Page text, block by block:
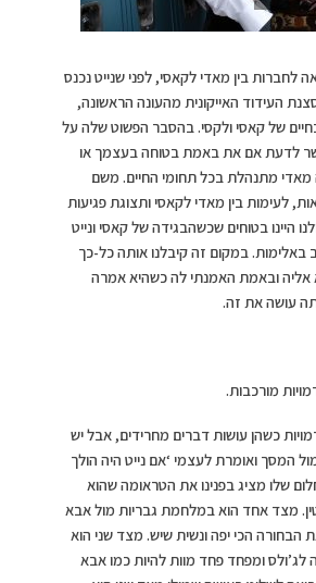
לחברות בין מאדי לקאסי, לפני שנייט נכנס
העידוד האייקונית מהעונה הראשונה,
של קאסי ולקסי. בהסבר הפשוט שלה על
לדעת אם את באמת בטוחה בעצמך או
מתנהלת בכל תחומי החיים. משם
לעימות בין מאדי לקאסי ותצוגת פגיעות
היינו בטוחים שכשהבגידה של קאסי ונייט
באלימות. במקום זה קיבלנו אותה כל-כך
אליה ובאמת האמנתי לה כשהיא אמרה
עושה את זה.
מורכבות.
כשהן עושות דברים מחרידים, אבל יש
המסך ואומרת לעצמי ‘אם נייט היה הולך
שלו מציג בפנינו את הטראומה שהוא
מצד אחד הוא במלחמת גבריות מול אבא
הבחורה הכי יפה ונשית שיש. מצד שני הוא
ומפחד פחד מוות להיות כמו אבא